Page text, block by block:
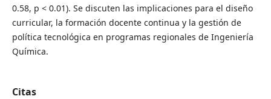
0.58, p < 0.01). Se discuten las implicaciones para el diseño
curricular, la formación docente continua y la gestión de
política tecnológica en programas regionales de Ingeniería
Química.
Citas